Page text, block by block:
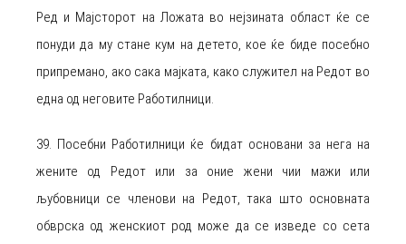
Ред и Мајсторот на Ложата во нејзината област ќе се
понуди да му стане кум на детето, кое ќе биде посебно
припремано, ако сака мајката, како служител на Редот во
една од неговите Работилници.
39. Посебни Работилници ќе бидат основани за нега на
жените од Редот или за оние жени чии мажи или
љубовници се членови на Редот, така што основната
обврска од женскиот род може да се изведе со сета